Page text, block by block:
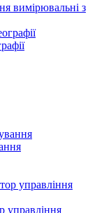
вимірювальні з
управління